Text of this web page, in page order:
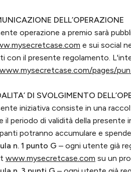
DELL’OPERAZIONE
operazione a premio sarà
e sui social
con il presente regolamento.
www.mysecretcase.com/pages/
DI SVOLGIMENTO
iniziativa consiste in una
il periodo di validità della presente
potranno accumulare e
n. 1 punto G – ogni utente già
www.mysecretcase.com su un